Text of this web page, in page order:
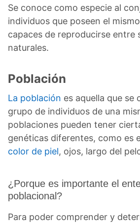
Se conoce como especie al
individuos que poseen el
capaces de reproducirse entre
naturales.
Población
La población es aquella que se
grupo de individuos de una
poblaciones pueden tener
genéticas diferentes, como es
color de piel, ojos, largo del
¿Porque es importante el
poblacional?
Para poder comprender y